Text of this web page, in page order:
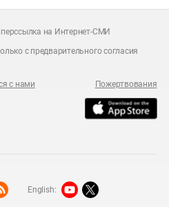
на Интернет-СМИ
с предварительного согласия
с нами Пожертвования
English: